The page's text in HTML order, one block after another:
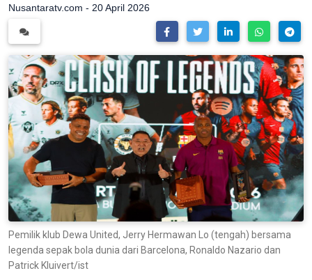
Nusantaratv.com - 20 April 2026
Pemilik klub Dewa United, Jerry Hermawan Lo (tengah) bersama
legenda sepak bola dunia dari Barcelona, Ronaldo Nazario dan
Patrick Kluivert/ist